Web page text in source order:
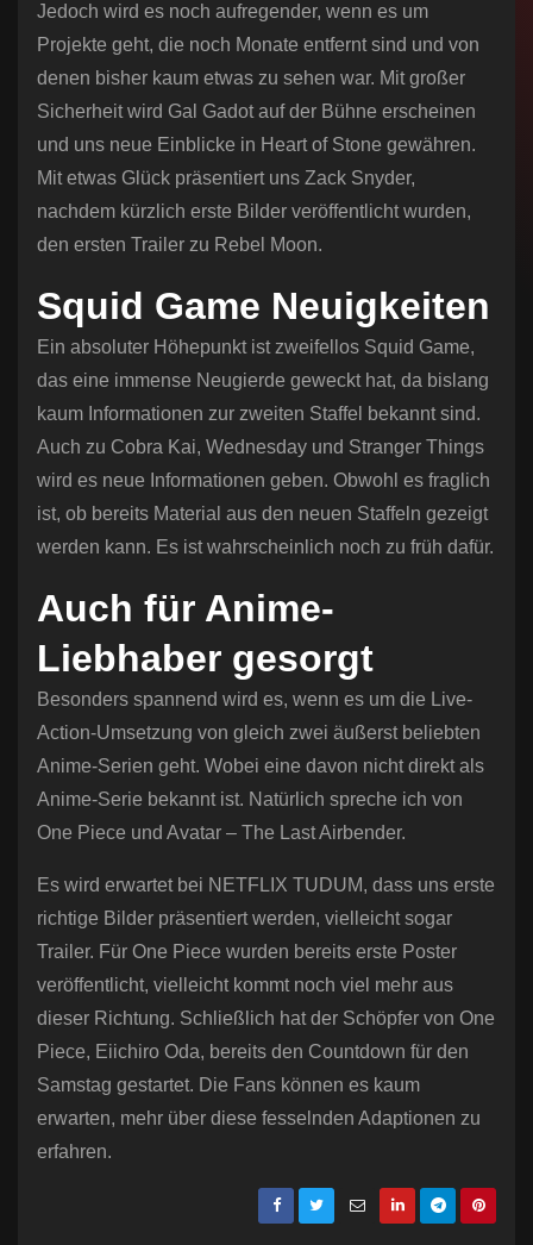
Jedoch wird es noch aufregender, wenn es um
Projekte geht, die noch Monate entfernt sind und von
denen bisher kaum etwas zu sehen war. Mit großer
Sicherheit wird Gal Gadot auf der Bühne erscheinen
und uns neue Einblicke in Heart of Stone gewähren.
Mit etwas Glück präsentiert uns Zack Snyder,
nachdem kürzlich erste Bilder veröffentlicht wurden,
den ersten Trailer zu Rebel Moon.
Squid Game Neuigkeiten
Ein absoluter Höhepunkt ist zweifellos Squid Game,
das eine immense Neugierde geweckt hat, da bislang
kaum Informationen zur zweiten Staffel bekannt sind.
Auch zu Cobra Kai, Wednesday und Stranger Things
wird es neue Informationen geben. Obwohl es fraglich
ist, ob bereits Material aus den neuen Staffeln gezeigt
werden kann. Es ist wahrscheinlich noch zu früh dafür.
Auch für Anime-
Liebhaber gesorgt
Besonders spannend wird es, wenn es um die Live-
Action-Umsetzung von gleich zwei äußerst beliebten
Anime-Serien geht. Wobei eine davon nicht direkt als
Anime-Serie bekannt ist. Natürlich spreche ich von
One Piece und Avatar – The Last Airbender.
Es wird erwartet bei NETFLIX TUDUM, dass uns erste
richtige Bilder präsentiert werden, vielleicht sogar
Trailer. Für One Piece wurden bereits erste Poster
veröffentlicht, vielleicht kommt noch viel mehr aus
dieser Richtung. Schließlich hat der Schöpfer von One
Piece, Eiichiro Oda, bereits den Countdown für den
Samstag gestartet. Die Fans können es kaum
erwarten, mehr über diese fesselnden Adaptionen zu
erfahren.